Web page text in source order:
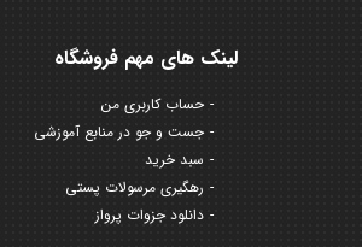
لینک های مهم فروشگاه
حساب کاربری من
جست و جو در منابع آموزشی
سبد خرید
رهگیری مرسولات پستی
دانلود جزوات پرواز